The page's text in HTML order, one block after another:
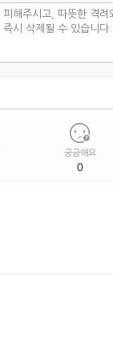
궁금해요
0